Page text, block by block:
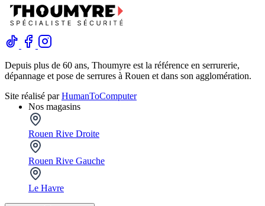
Depuis plus de 60 ans, Thoumyre est la référence en serrurerie,
dépannage et pose de serrures à Rouen et dans son agglomération.
Site réalisé parHumanToComputer
Nos magasins
Rouen Rive Droite
Rouen Rive Gauche
Le Havre